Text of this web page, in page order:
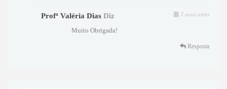
Profª Valéria Dias Diz 3 anos atrás
Muito Obrigada!
Resposta